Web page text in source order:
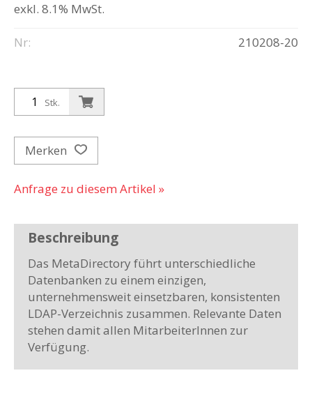
exkl. 8.1% MwSt.
Nr: 210208-20
Stk.
Merken
Anfrage zu diesem Artikel »
Beschreibung
Das MetaDirectory führt unterschiedliche
Datenbanken zu einem einzigen,
unternehmensweit einsetzbaren, konsistenten
LDAP-Verzeichnis zusammen. Relevante Daten
stehen damit allen MitarbeiterInnen zur
Verfügung.